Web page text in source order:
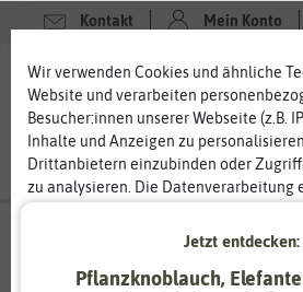
Kontakt Mein Konto
Suchergebnisse für
Filter
Wir verwenden Cookies und ähnliche
Website und verarbeiten
Besucher:innen unserer Webseite (z.B.
Inhalte und Anzeigen zu
Drittanbietern einzubinden oder
zu analysieren. Die Datenverarbeitung
gesetzte Cookies. Wir teilen diese
den Einstellungen benennen.
eines berechtigten Interesses erfolgen.
Jetzt entdecken:
Pflanzknoblauch,